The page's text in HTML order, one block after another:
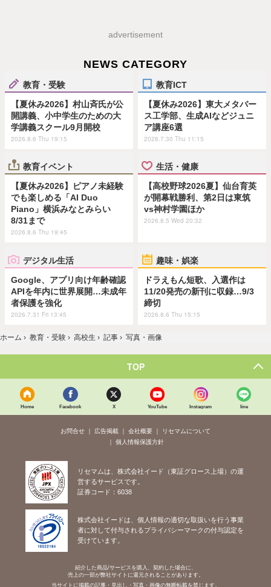
advertisement
NEWS CATEGORY
教育・受験
【夏休み2026】村山斉氏が公
開講義、小中学生のための大
学講義スクール9月開校
2026.8.6 Thu 19:15
教育ICT
【夏休み2026】東大メタバー
ス工学部、生成AIなどジュニ
ア講座6選
2026.7.30 Thu 11:15
教育イベント
【夏休み2026】ピアノ未経験
でも楽しめる「AI Duo
Piano」横浜みなとみらい
8/31まで
2026.8.6 Thu 19:45
生活・健康
【高校野球2026夏】仙台育英
が開幕戦勝利、第2日は東筑
vs神村学園ほか
2026.8.5 Wed 20:32
デジタル生活
Google、アプリ向け年齢確認
APIを年内に世界展開…未成年
者保護を強化
2026.7.31 Fri 13:45
趣味・娯楽
ドラえもん短歌、入選作は
11/20発売の新刊に収録…9/3
締切
2026.8.6 Thu 15:15
ホーム › 教育・受験 › 高校生 › 記事 › 写真・画像
TOP
Home Facebook X YouTube Instagram line
お問合せ 広告掲載 会社概要
リセマムについて
個人情報保護方針
リセマムは、株式会社イード（東証グロース上場）の運
営するサービスです。
証券コード：6038
株式会社イードは、個人情報の適切な取扱いを行う事業
者に対して付与されるプライバシーマークの付与認定を
受けています。
紹介した商品/サービスを購入、契約した場合に、
売上の一部が弊社サイトに還元されることがあります。
当サイトに掲載の記事・見出し・写真・画像の無断転載を禁じます。